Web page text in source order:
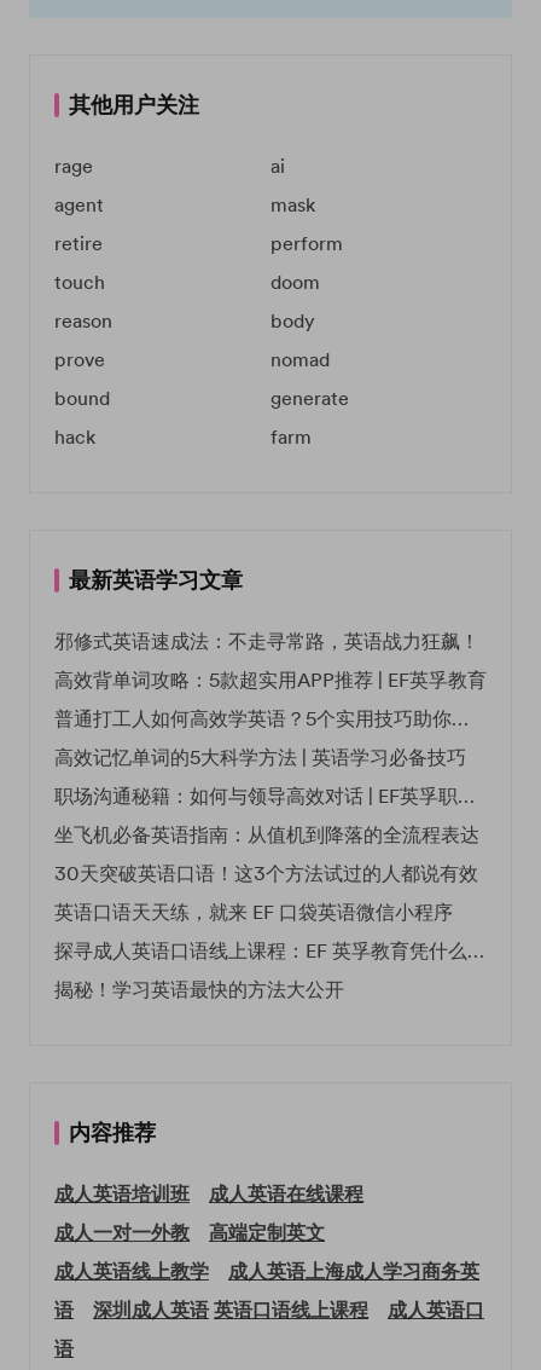
其他用户关注
rage
ai
agent
mask
retire
perform
touch
doom
reason
body
prove
nomad
bound
generate
hack
farm
最新英语学习文章
邪修式英语速成法：不走寻常路，英语战力狂飙！
高效背单词攻略：5款超实用APP推荐 | EF英孚教育
普通打工人如何高效学英语？5个实用技巧助你突破职场瓶颈
高效记忆单词的5大科学方法 | 英语学习必备技巧
职场沟通秘籍：如何与领导高效对话 | EF英孚职场指南
坐飞机必备英语指南：从值机到降落的全流程表达
30天突破英语口语！这3个方法试过的人都说有效
英语口语天天练，就来 EF 口袋英语微信小程序
探寻成人英语口语线上课程：EF 英孚教育凭什么领航
揭秘！学习英语最快的方法大公开
内容推荐
成人英语培训班
成人英语在线课程
成人一对一外教
高端定制英文
成人英语线上教学
成人英语上海成人学习商务英
语
深圳成人英语英语口语线上课程
成人英语口
语